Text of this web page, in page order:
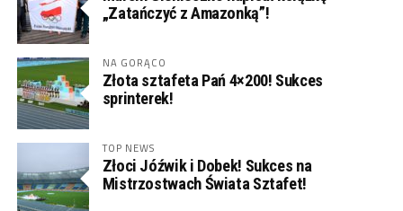
„Zatańczyć z Amazonką”!
NA GORĄCO
Złota sztafeta Pań 4×200! Sukces
sprinterek!
TOP NEWS
Złoci Jóźwik i Dobek! Sukces na
Mistrzostwach Świata Sztafet!